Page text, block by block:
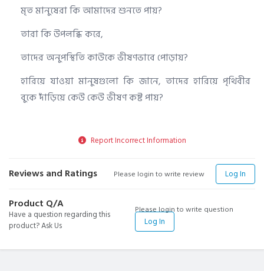
মৃত মানুষেরা কি আমাদের শুনতে পায়?
তারা কি উপলব্ধি করে,
তাদের অনুপস্থিতি কাউকে ভীষণভাবে পোড়ায়?
হারিয়ে যাওয়া মানুষগুলো কি জানে, তাদের হারিয়ে পৃথিবীর
বুকে দাঁড়িয়ে কেউ কেউ ভীষণ কষ্ট পায়?
Report Incorrect Information
Reviews and Ratings Please login to write review Log In
Product Q/A
Have a question regarding this
product? Ask Us
Please login to write question
Log In